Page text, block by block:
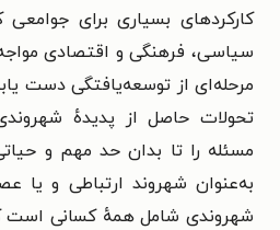
کارکردهای بسیاری برای
سیاسی، فرهنگی و اقتصادی
مرحله‌ای از توسعه‌یافتگی دست
تحولات حاصل از پدیدهٔ
مسئله را تا بدان حد مهم و
به‌عنوان شهروند ارتباطی و یا
شهروندی شامل همهٔ کسانی